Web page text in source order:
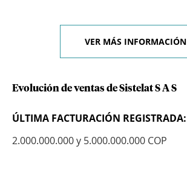
VER MÁS INFORMACIÓN
Evolución de ventas de Sistelat S A S
ÚLTIMA FACTURACIÓN REGISTRADA:
2.000.000.000 y 5.000.000.000 COP